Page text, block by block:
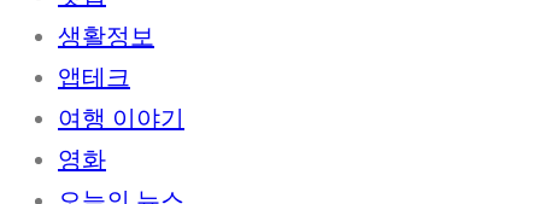
생활정보
앱테크
여행 이야기
영화